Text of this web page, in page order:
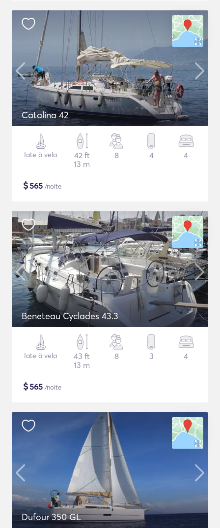
Catalina 42
Iate à vela
42 ft
13 m
8 4 4
$565 /noite
Beneteau Cyclades 43.3
Iate à vela
43 ft
13 m
8 3 4
$565 /noite
Dufour 350 GL